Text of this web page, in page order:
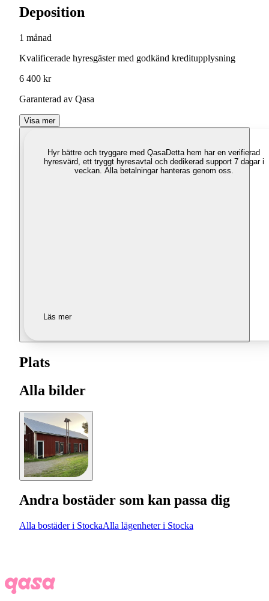
Deposition
1 månad
Kvalificerade hyresgäster med godkänd kreditupplysning
6 400 kr
Garanterad av Qasa
Visa mer
Hyr bättre och tryggare med QasaDetta hem har en verifierad
hyresvärd, ett tryggt hyresavtal och dedikerad support 7 dagar i
veckan. Alla betalningar hanteras genom oss.
Läs mer
Plats
Alla bilder
Andra bostäder som kan passa dig
Alla bostäder i StockaAlla lägenheter i Stocka